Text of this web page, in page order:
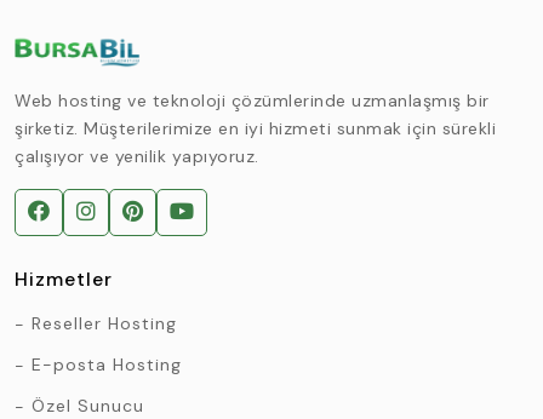
Web hosting ve teknoloji çözümlerinde uzmanlaşmış bir
şirketiz. Müşterilerimize en iyi hizmeti sunmak için sürekli
çalışıyor ve yenilik yapıyoruz.
Hizmetler
Reseller Hosting
E-posta Hosting
Özel Sunucu